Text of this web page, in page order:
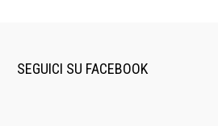
SEGUICI SU FACEBOOK